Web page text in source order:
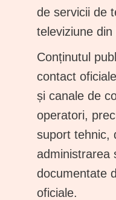
de servicii de
televiziune din
Conținutul
contact
și canale de
operatori,
suport tehnic,
administrarea
documentate
oficiale.